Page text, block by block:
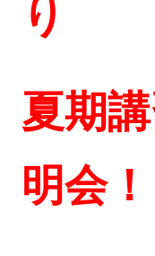
り
夏期
明会！